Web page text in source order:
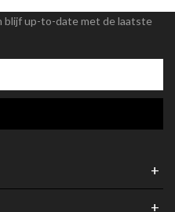
blijf up-to-date met de laatste
+
+